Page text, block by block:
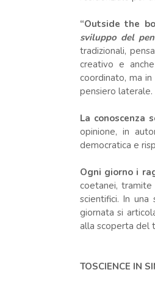
“Outside the
sviluppo del
tradizionali,
creativo e
coordinato, ma
pensiero laterale.
La conoscenza
opinione, in
democratica e
Ogni giorno i
coetanei,
scientifici. In
giornata si
alla scoperta del
TOSCIENCE IN